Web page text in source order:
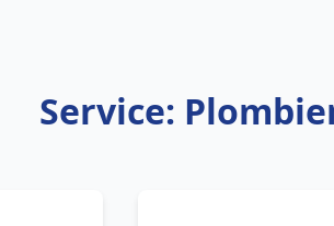
Service: